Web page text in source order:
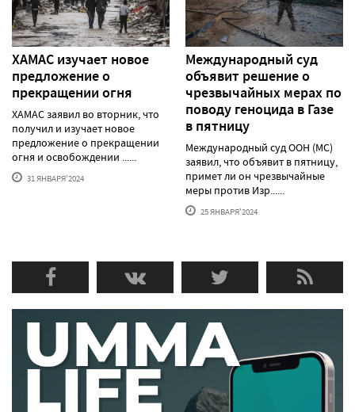
ХАМАС изучает новое
предложение о
прекращении огня
ХАМАС заявил во вторник, что
получил и изучает новое
предложение о прекращении
огня и освобождении ......
31 ЯНВАРЯ'2024
Международный суд
объявит решение о
чрезвычайных мерах по
поводу геноцида в Газе
в пятницу
Международный суд ООН (МС)
заявил, что объявит в пятницу,
примет ли он чрезвычайные
меры против Изр......
25 ЯНВАРЯ'2024